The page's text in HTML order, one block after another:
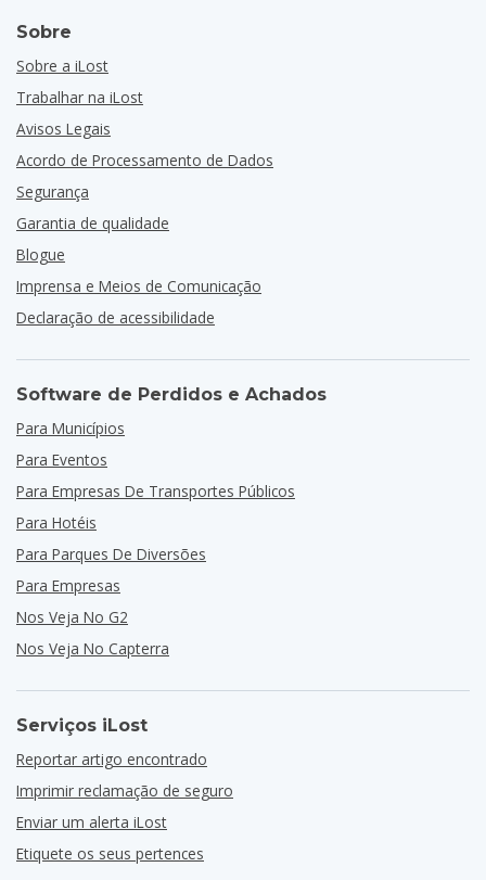
Sobre
Sobre a iLost
Trabalhar na iLost
Avisos Legais
Acordo de Processamento de Dados
Segurança
Garantia de qualidade
Blogue
Imprensa e Meios de Comunicação
Declaração de acessibilidade
Software de Perdidos e Achados
Para Municípios
Para Eventos
Para Empresas De Transportes Públicos
Para Hotéis
Para Parques De Diversões
Para Empresas
Nos Veja No G2
Nos Veja No Capterra
Serviços iLost
Reportar artigo encontrado
Imprimir reclamação de seguro
Enviar um alerta iLost
Etiquete os seus pertences